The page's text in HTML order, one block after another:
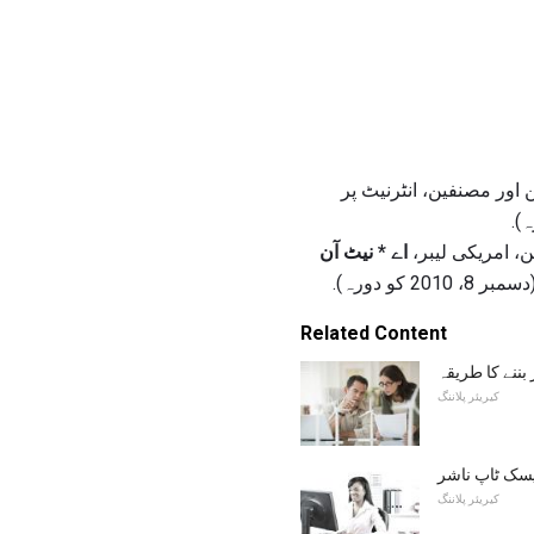
اور مصنفین، انٹرنیٹ پر
اے * نیٹ آن
Related Content
بننے کا طریقہ
کیریئر پلاننگ
ٹاپ ناشر
کیریئر پلاننگ